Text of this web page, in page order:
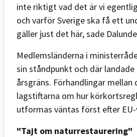
inte riktigt vad det är vi
och varför Sverige ska få ett
gäller just det här, sade
Medlemsländerna i
sin ståndpunkt och där landade
årsgräns. Förhandlingar mellan
lagstiftarna om hur
utformas väntas först efter
"Tajt om naturrestaurering"